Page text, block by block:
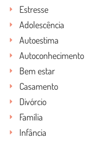
Estresse
Adolescência
Autoestima
Autoconhecimento
Bem estar
Casamento
Divórcio
Família
Infância